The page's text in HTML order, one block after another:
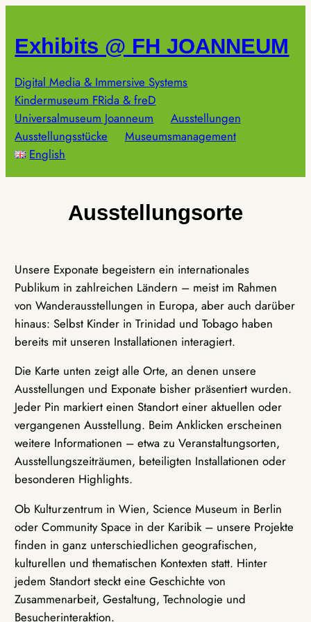
springen
Exhibits @ FH JOANNEUM
Digital Media & Immersive Systems
Kindermuseum FRida & freD
Universalmuseum Joanneum
Ausstellungen
Ausstellungsstücke
Museumsmanagement
English
Ausstellungsorte
Unsere Exponate begeistern ein internationales
Publikum in zahlreichen Ländern – meist im Rahmen
von Wanderausstellungen in Europa, aber auch darüber
hinaus: Selbst Kinder in Trinidad und Tobago haben
bereits mit unseren Installationen interagiert.
Die Karte unten zeigt alle Orte, an denen unsere
Ausstellungen und Exponate bisher präsentiert wurden.
Jeder Pin markiert einen Standort einer aktuellen oder
vergangenen Ausstellung. Beim Anklicken erscheinen
weitere Informationen – etwa zu Veranstaltungsorten,
Ausstellungszeiträumen, beteiligten Installationen oder
besonderen Highlights.
Ob Kulturzentrum in Wien, Science Museum in Berlin
oder Community Space in der Karibik – unsere Projekte
finden in ganz unterschiedlichen geografischen,
kulturellen und thematischen Kontexten statt. Hinter
jedem Standort steckt eine Geschichte von
Zusammenarbeit, Gestaltung, Technologie und
Besucherinteraktion.